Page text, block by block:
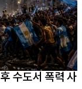
수도서 폭력 사